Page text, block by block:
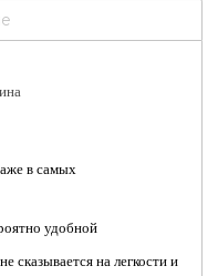
в самых
удобной
сказывается на легкости и